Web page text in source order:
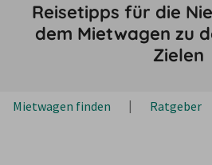
Reisetipps für die
dem Mietwagen zu
Zielen
Mietwagen finden Ratgeber